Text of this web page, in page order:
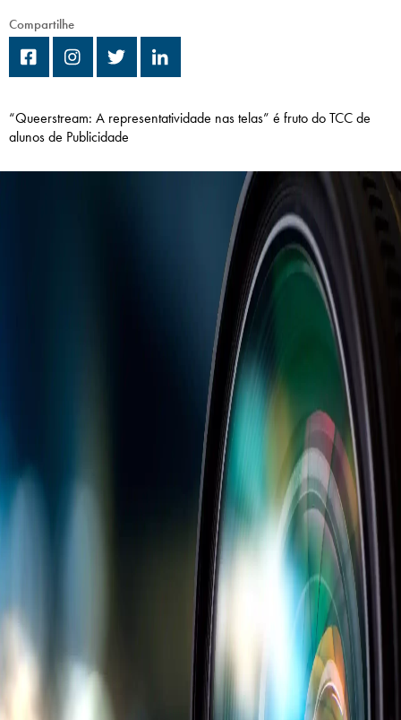
Campi/Unidades
Atendimento (21) 2574 8888
Conclua sua Matrícula
LOGIN
Compartilhe
“Queerstream: A representatividade nas telas” é fruto do TCC de
alunos de Publicidade